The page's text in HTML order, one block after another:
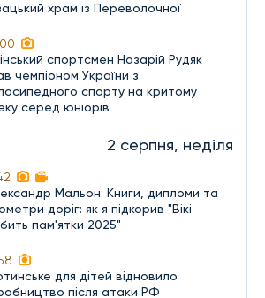
храм із Переволочної
спортсмен Назарій Рудяк
чемпіоном України з
спорту на критому
серед юніорів
2 серпня, неділя
Мальон: Книги, дипломи та
доріг: як я підкорив "Вікі
пам'ятки 2025"
для дітей відновило
після атаки РФ